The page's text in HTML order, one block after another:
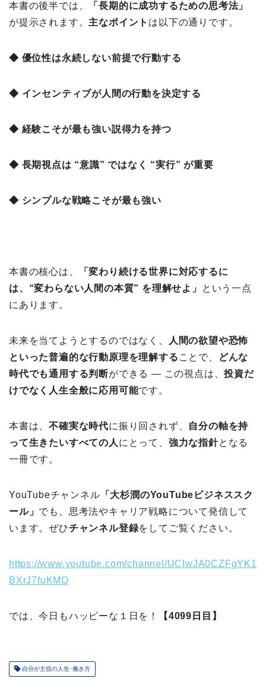
本書の後半では、
「長期的に成功するための思考法」
が提示されます。 主なポイント は以下の通りです。
◆ 優位性は永続しない前提で行動する
◆ インセンティブが人間の行動を決定する
◆ 経験こそが最も強い説得力を持つ
◆ 長期視点は “意識” ではなく “実行” が重要
◆ シンプルな戦略こそが最も強い
本書の核心は、
「変わり続ける世界に対応するに
は、“変わらない人間の本質” を理解せよ」
という一点
にあります。
未来を当てようとするのではなく、
人間の欲望や恐怖
といった普遍的な行動原理を理解する ことで、
どんな
時代でも通用する判断ができる ― この視点は、投資だ
けでなく人生全般に応用可能です。
本書は、不確実な時代に振り回されず、 自分の軸を持
って生きたいすべての人 にとって、 強力な指針となる
一冊です。
YouTubeチャンネル 「大杉潤のYouTubeビジネススク
ール」 でも、思考法やキャリア戦略について発信して
います。ぜひチャンネル登録をしてご覧ください。
https://www.youtube.com/channel/UCIwJA0CZFgYK1
BXrJ7fuKMQ
では、今日もハッピーな１日を！ 【4099日目】
自分が主役の人生･働き方